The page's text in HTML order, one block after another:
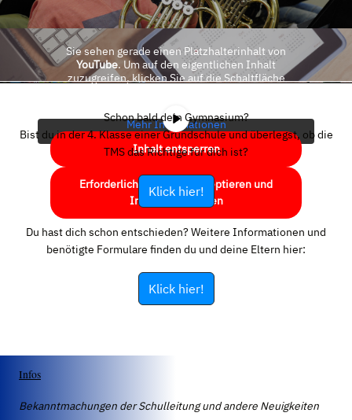
Sie sehen gerade einen Platzhalterinhalt von
YouTube. Um auf den eigentlichen Inhalt
zuzugreifen, klicken Sie auf die Schaltfläche
Mehr Informationen
Inhalt entsperren
Erforderlichen Service akzeptieren und
Inhalte entsperren
Schon bald dein Gymnasium?
Bist du in der 4. Klasse einer Grundschule und überlegst, ob die
TMS das Richtige für dich ist?
Klick hier!
Du hast dich schon entschieden? Weitere Informationen und
benötigte Formulare finden du und deine Eltern hier:
Klick hier!
Infos
Bekanntmachungen der Schulleitung und andere Neuigkeiten